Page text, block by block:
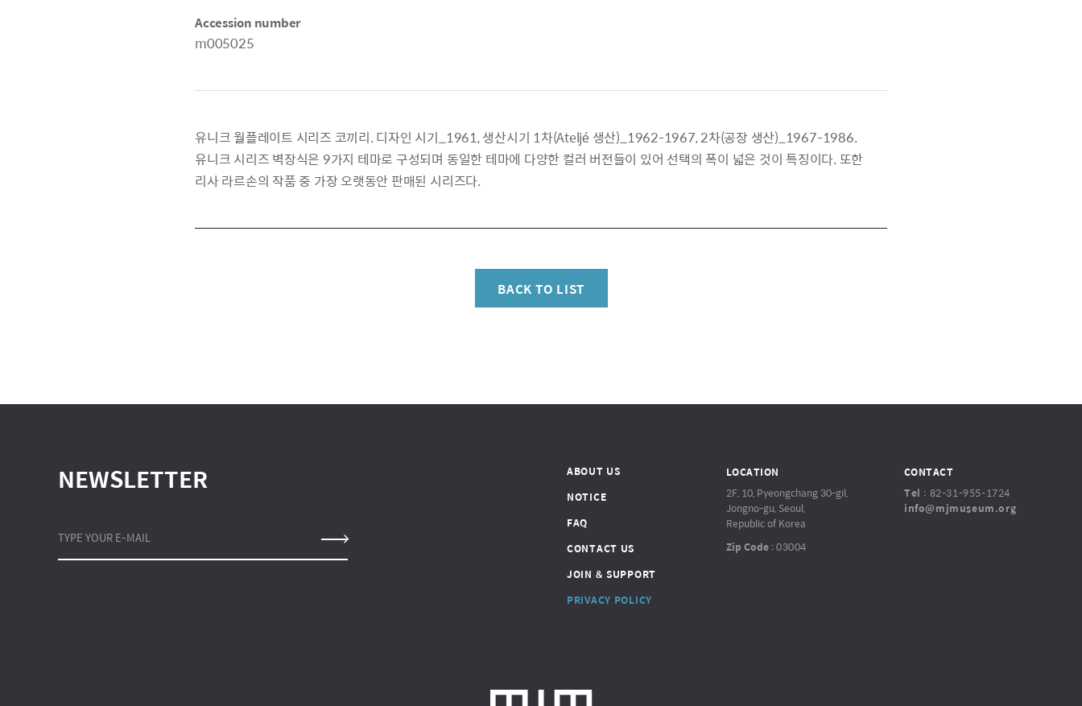
Accession number
m005025
유니크 월플레이트 시리즈 코끼리. 디자인 시기_1961, 생산시기 1차(Ateljé 생산)_1962-1967, 2차(공장 생산)_1967-1986.
유니크 시리즈 벽장식은 9가지 테마로 구성되며 동일한 테마에 다양한 컬러 버전들이 있어 선택의 폭이 넓은 것이 특징이다. 또한
리사 라르손의 작품 중 가장 오랫동안 판매된 시리즈다.
BACK TO LIST
NEWSLETTER
TYPE YOUR E-MAIL
ABOUT US
NOTICE
FAQ
CONTACT US
JOIN & SUPPORT
PRIVACY POLICY
LOCATION
2F, 10, Pyeongchang 30-gil,
Jongno-gu, Seoul,
Republic of Korea
Zip Code:03004
CONTACT
Tel : 82-31-955-1724
info@mjmuseum.org